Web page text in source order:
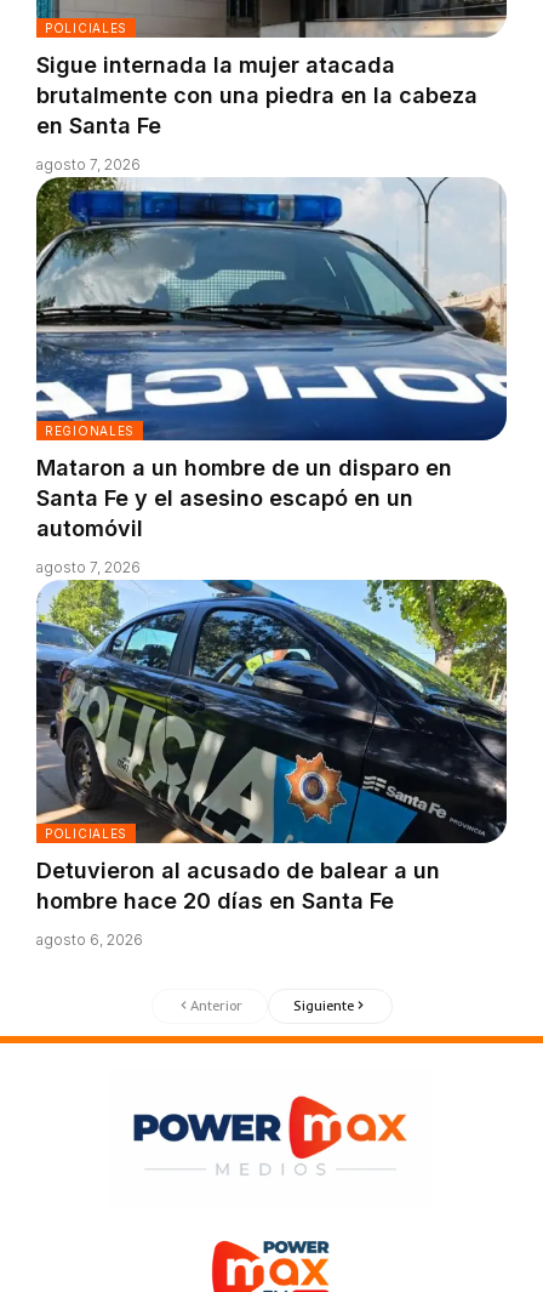
POLICIALES
Sigue internada la mujer atacada
brutalmente con una piedra en la cabeza
en Santa Fe
agosto 7, 2026
REGIONALES
Mataron a un hombre de un disparo en
Santa Fe y el asesino escapó en un
automóvil
agosto 7, 2026
POLICIALES
Detuvieron al acusado de balear a un
hombre hace 20 días en Santa Fe
agosto 6, 2026
Anterior Siguiente